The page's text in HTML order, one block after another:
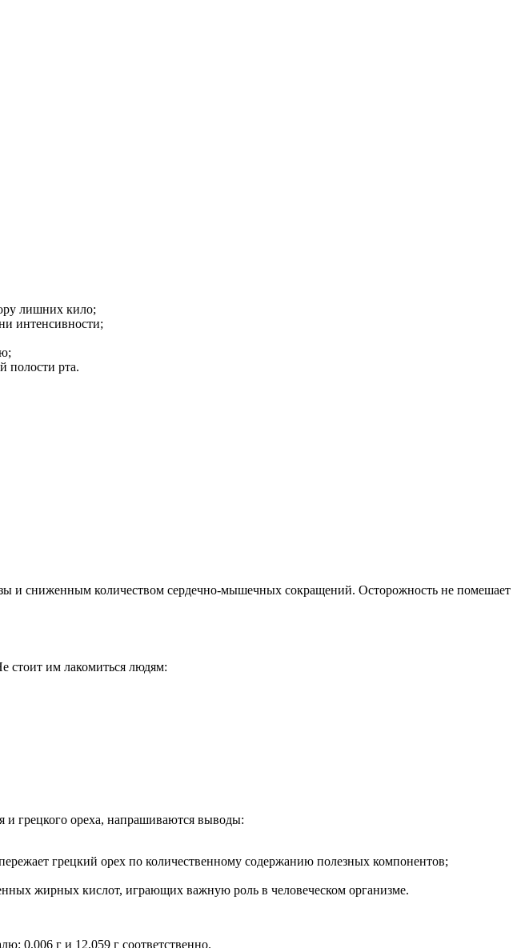
лишних кило;
интенсивности;
полости рта.
и сниженным количеством сердечно-мышечных сокращений. Осторожность не помешает
стоит им лакомиться людям:
и грецкого ореха, напрашиваются выводы:
грецкий орех по количественному содержанию полезных компонентов;
жирных кислот, играющих важную роль в человеческом организме.
0,006 г и 12,059 г соответственно.